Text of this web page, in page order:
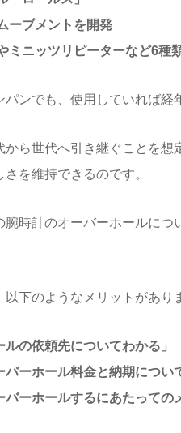
ーブメントを開発
ミニッツリピーターなど6種
ンでも、使用していれば経
ら世代へ引き継ぐことを
を維持できるのです。
時計のオーバーホールに
下のようなメリットがあり
の依頼先についてわかる」
バーホール料金と納期につい
バーホールするにあたっての